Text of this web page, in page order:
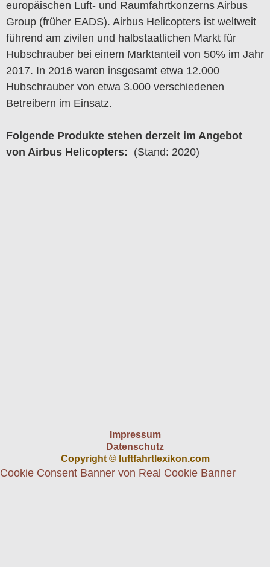
europäischen Luft- und Raumfahrtkonzerns Airbus
Group (früher EADS). Airbus Helicopters ist weltweit
führend am zivilen und halbstaatlichen Markt für
Hubschrauber bei einem Marktanteil von 50% im Jahr
2017. In 2016 waren insgesamt etwa 12.000
Hubschrauber von etwa 3.000 verschiedenen
Betreibern im Einsatz.
Folgende Produkte stehen derzeit im Angebot
von Airbus Helicopters: (Stand: 2020)
Impressum
Datenschutz
Copyright © luftfahrtlexikon.com
Cookie Consent Banner von Real Cookie Banner